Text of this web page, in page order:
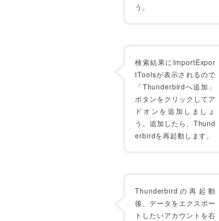
う。
検索結果にImportExpor
tToolsが表示されるので
「Thunderbirdへ追加」
ボタンをクリックしてア
ドオンを追加しましょ
う。追加したら、Thund
erbirdを再起動します。
Thunderbirdの再起動
後、データをエクスポー
トしたいアカウントを右